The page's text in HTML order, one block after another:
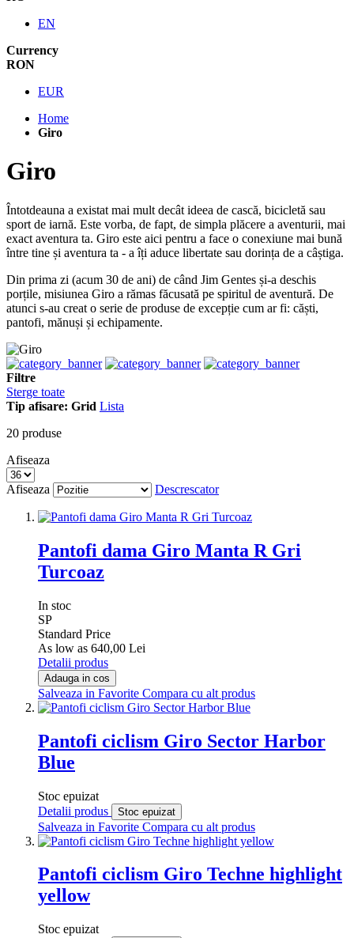
EN
Currency
RON
EUR
Home
Giro
Giro
Întotdeauna a existat mai mult decât ideea de cască, bicicletă sau
sport de iarnă. Este vorba, de fapt, de simpla plăcere a aventurii, mai
exact aventura ta. Giro este aici pentru a face o conexiune mai bună
între tine și aventura ta - a îți aduce libertate sau dorința de a câștiga.
Din prima zi (acum 30 de ani) de când Jim Gentes și-a deschis
porțile, misiunea Giro a rămas făcusată pe spiritul de aventură. De
atunci s-au creat o serie de produse de excepție cum ar fi: căști,
pantofi, mănuși și echipamente.
Filtre
Sterge toate
Tip afisare: Grid Lista
20 produse
Afiseaza
Afiseaza Descrescator
Pantofi dama Giro Manta R Gri
Turcoaz
In stoc
SP
Standard Price
As low as 640,00 Lei
Detalii produs
Adauga in cos
Salveaza in Favorite Compara cu alt produs
Pantofi ciclism Giro Sector Harbor
Blue
Stoc epuizat
Detalii produs
Stoc epuizat
Salveaza in Favorite Compara cu alt produs
Pantofi ciclism Giro Techne highlight
yellow
Stoc epuizat